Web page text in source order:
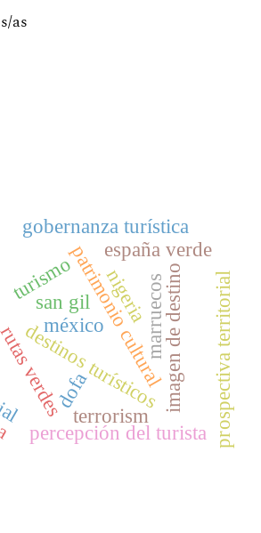
as
turismo
destinos turísticos
patrimonio culturalimagen de destino
percepción del turista
marruecos
gobernanza turística
méxico
rutas verdes
españa verde
san gil prospectiva territorial
dofa
nigeria
terrorism